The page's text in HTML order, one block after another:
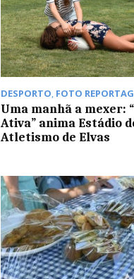
DESPORTO, FOTO
Uma manhã a mexer:
Ativa” anima Estádio
Atletismo de Elvas